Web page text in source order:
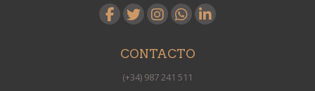
CONTACTO
(+34) 987 241 511